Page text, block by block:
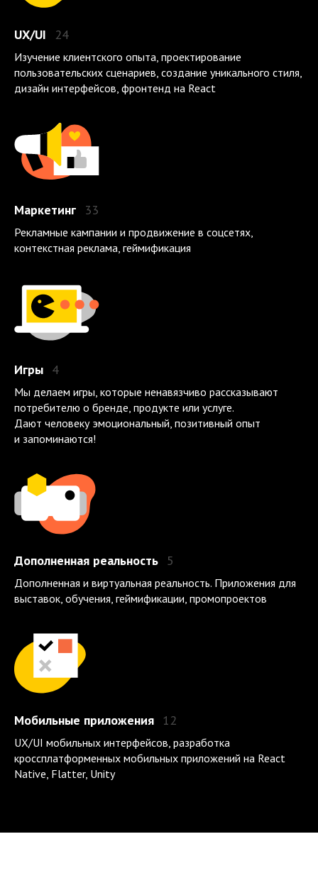
UX/UI 24
Изучение клиентского опыта, проектирование
пользовательских сценариев, создание уникального стиля,
дизайн интерфейсов, фронтенд на React
Маркетинг 33
Рекламные кампании и продвижение в соцсетях,
контекстная реклама, геймификация
Игры 4
Мы делаем игры, которые ненавязчиво рассказывают
потребителю о бренде, продукте или услуге.
Дают человеку эмоциональный, позитивный опыт
и запоминаются!
Дополненная реальность 5
Дополненная и виртуальная реальность. Приложения для
выставок, обучения, геймификации, промопроектов
Мобильные приложения 12
UX/UI мобильных интерфейсов, разработка
кроссплатформенных мобильных приложений на React
Native, Flatter, Unity